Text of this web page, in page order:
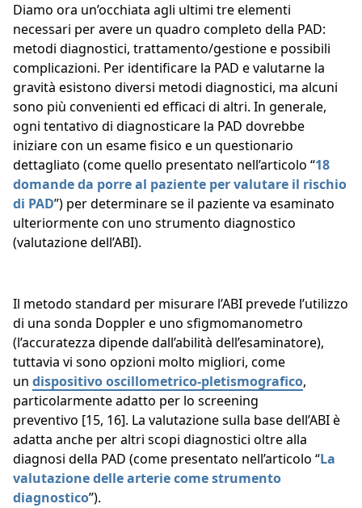
Diamo ora un’occhiata agli ultimi tre elementi
necessari per avere un quadro completo della PAD:
metodi diagnostici, trattamento/gestione e possibili
complicazioni. Per identificare la PAD e valutarne la
gravità esistono diversi metodi diagnostici, ma alcuni
sono più convenienti ed efficaci di altri. In generale,
ogni tentativo di diagnosticare la PAD dovrebbe
iniziare con un esame fisico e un questionario
dettagliato (come quello presentato nell’articolo “18
domande da porre al paziente per valutare il rischio
di PAD”) per determinare se il paziente va esaminato
ulteriormente con uno strumento diagnostico
(valutazione dell’ABI).
Il metodo standard per misurare l’ABI prevede l’utilizzo
di una sonda Doppler e uno sfigmomanometro
(l’accuratezza dipende dall’abilità dell’esaminatore),
tuttavia vi sono opzioni molto migliori, come
un dispositivo oscillometrico-pletismografico,
particolarmente adatto per lo screening
preventivo [15, 16]. La valutazione sulla base dell’ABI è
adatta anche per altri scopi diagnostici oltre alla
diagnosi della PAD (come presentato nell’articolo “La
valutazione delle arterie come strumento
diagnostico”).